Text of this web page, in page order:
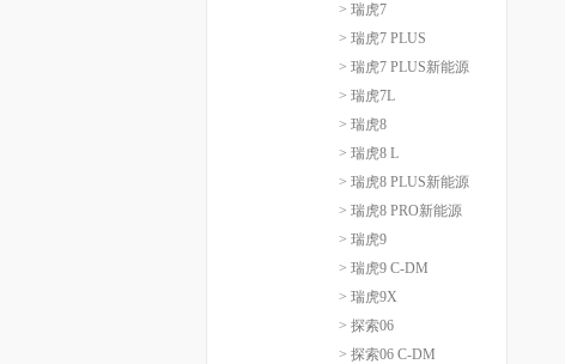
> 瑞虎7
> 瑞虎7 PLUS
> 瑞虎7 PLUS新能源
> 瑞虎7L
> 瑞虎8
> 瑞虎8 L
> 瑞虎8 PLUS新能源
> 瑞虎8 PRO新能源
> 瑞虎9
> 瑞虎9 C-DM
> 瑞虎9X
> 探索06
> 探索06 C-DM